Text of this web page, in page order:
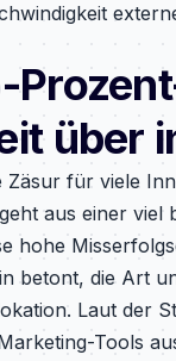
über
Zäsur für viele
aus einer
hohe
betont, die Art
Laut der
Tools